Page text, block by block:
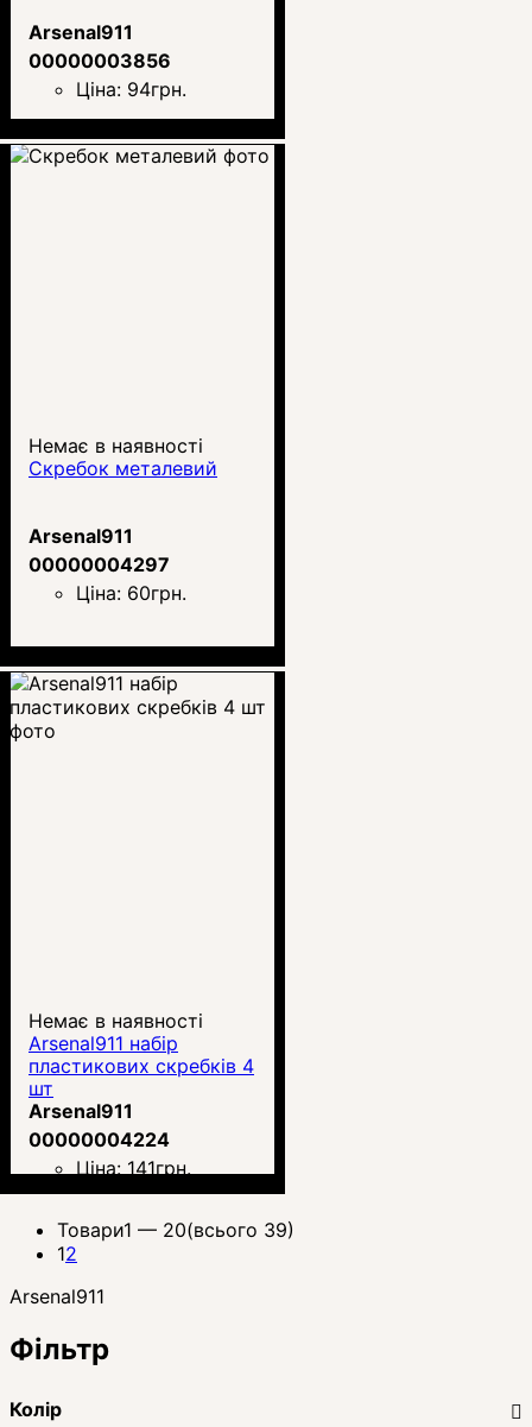
Arsenal911
00000003856
Ціна: 94грн.
Немає в наявності
Скребок металевий
Arsenal911
00000004297
Ціна: 60грн.
Немає в наявності
Arsenal911 набір
пластикових скребків 4
шт
Arsenal911
00000004224
Ціна: 141грн.
Товари1 — 20(всього 39)
12
Arsenal911
Фільтр
Колір